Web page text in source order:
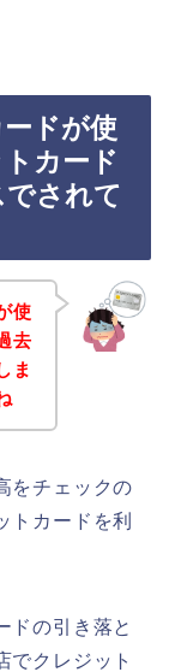
ドが使
カード
されて
使
去
ま
をチェックの
トカードを利
ドの引き落と
でクレジット